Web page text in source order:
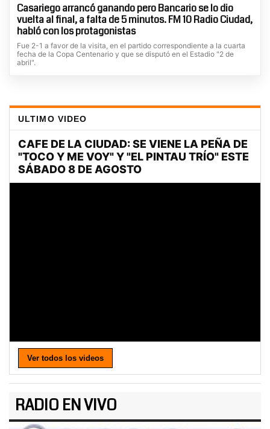
Casariego arrancó ganando pero Bancario se lo dio
vuelta al final, a falta de 5 minutos. FM 10 Radio Ciudad,
habló con los protagonistas
Fue 2-1 a favor de la visita, en el partido correspondiente a la cuarta
fecha de la Copa Centenario y que se disputó en el Estadio "2 de
abril".
ULTIMO VIDEO
Ver todos los videos
RADIO EN VIVO